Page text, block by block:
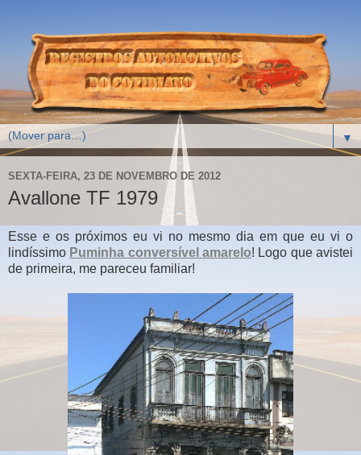
▼
SEXTA-FEIRA, 23 DE NOVEMBRO DE 2012
Avallone TF 1979
Esse e os próximos eu vi no mesmo dia em que eu vi o
lindíssimo Puminha conversível amarelo! Logo que avistei
de primeira, me pareceu familiar!